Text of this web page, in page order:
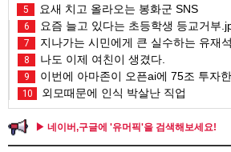
5 요새 치고 올라오는 봉화군 SNS
6 요즘 늘고 있다는 초등학생 등교거부
7 지나가는 시민에게 큰 실수하는 유재
8 나도 이제 여친이 생겼다.
9 이번에 아마존이 오픈ai에 75조 투자
10 외모때문에 인식 박살난 직업
▶ 네이버,구글에 '유머픽'을 검색해보세요!